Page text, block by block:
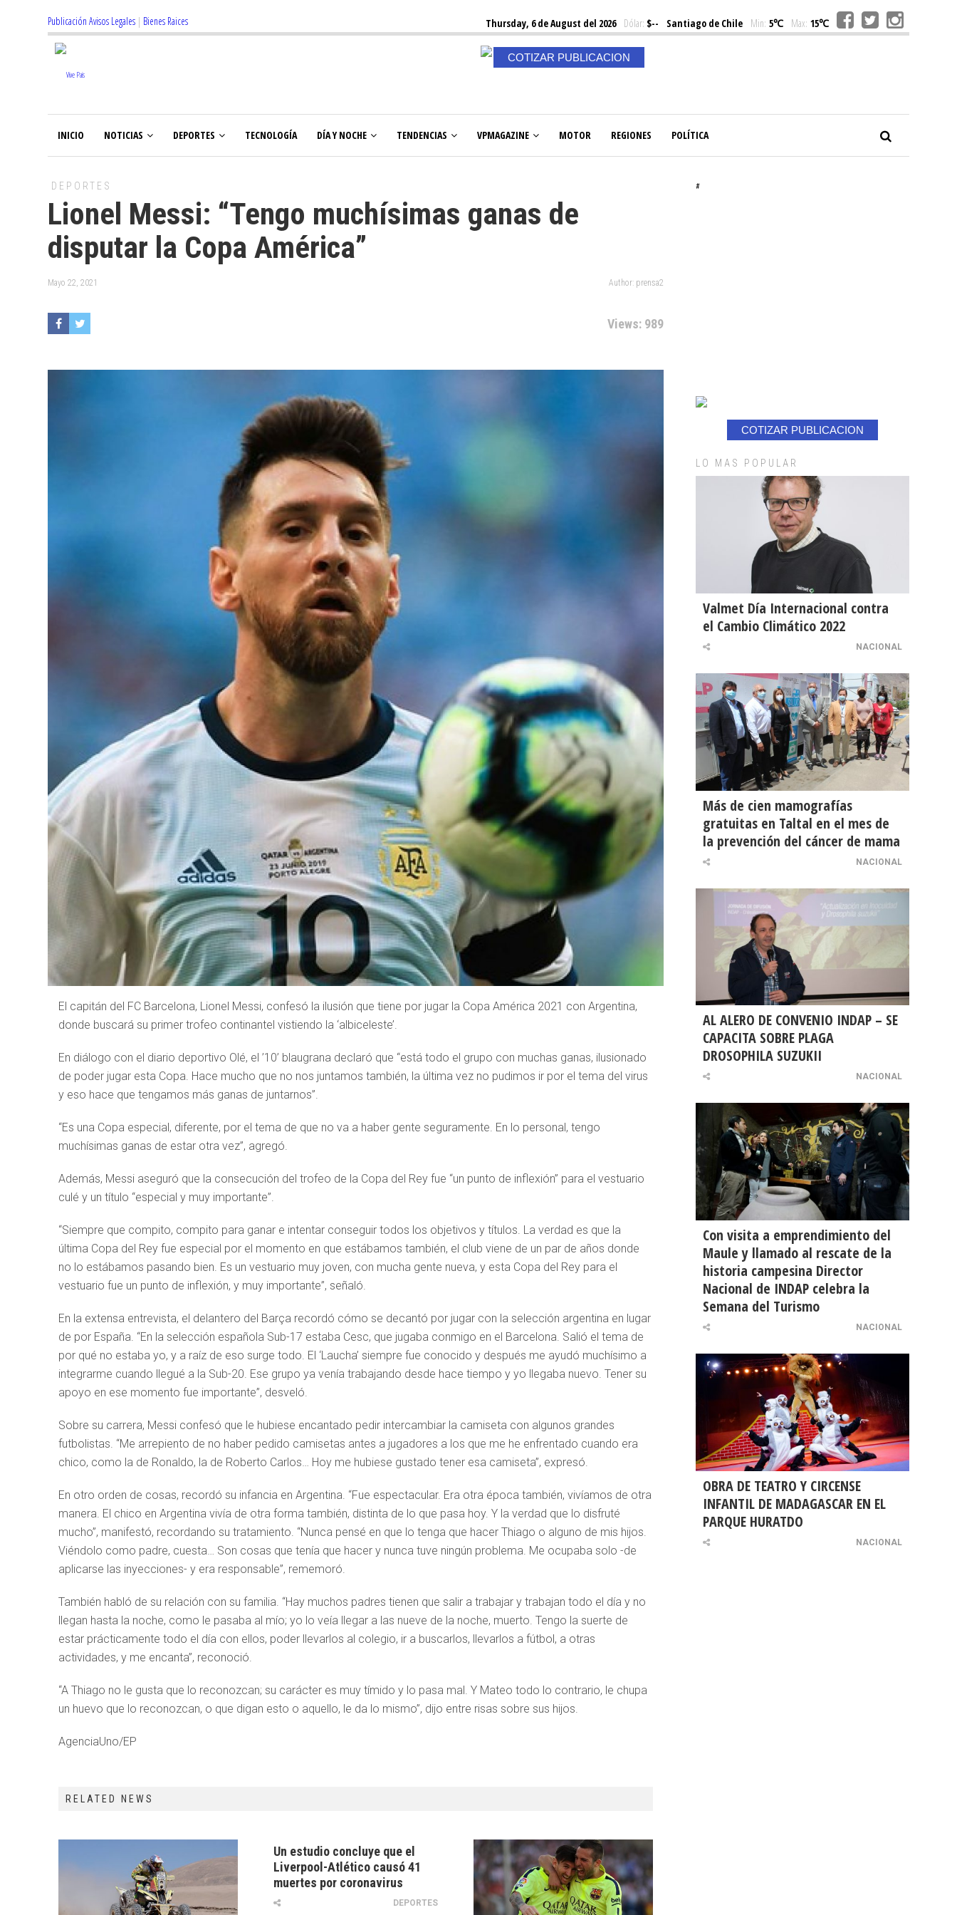
Publicación Avisos Legales | Bienes Raices Thursday, 6 de August del 2026Dólar: $-- Santiago de Chile Min: 5℃ Max: 15℃
COTIZAR PUBLICACION
INICIO NOTICIAS DEPORTES TECNOLOGÍA DÍA Y NOCHE TENDENCIAS VPMAGAZINE MOTOR REGIONES POLÍTICA
DEPORTES
Lionel Messi: “Tengo muchísimas ganas de
disputar la Copa América”
Mayo 22, 2021 Author: prensa2
Views: 989
El capitán del FC Barcelona, Lionel Messi, confesó la ilusión que tiene por jugar la Copa América 2021 con Argentina,
donde buscará su primer trofeo continantel vistiendo la ‘albiceleste’.
En diálogo con el diario deportivo Olé, el ’10’ blaugrana declaró que “está todo el grupo con muchas ganas, ilusionado
de poder jugar esta Copa. Hace mucho que no nos juntamos también, la última vez no pudimos ir por el tema del virus
y eso hace que tengamos más ganas de juntarnos”.
“Es una Copa especial, diferente, por el tema de que no va a haber gente seguramente. En lo personal, tengo
muchísimas ganas de estar otra vez”, agregó.
Además, Messi aseguró que la consecución del trofeo de la Copa del Rey fue “un punto de inflexión” para el vestuario
culé y un título “especial y muy importante”.
“Siempre que compito, compito para ganar e intentar conseguir todos los objetivos y títulos. La verdad es que la
última Copa del Rey fue especial por el momento en que estábamos también, el club viene de un par de años donde
no lo estábamos pasando bien. Es un vestuario muy joven, con mucha gente nueva, y esta Copa del Rey para el
vestuario fue un punto de inflexión, y muy importante”, señaló.
En la extensa entrevista, el delantero del Barça recordó cómo se decantó por jugar con la selección argentina en lugar
de por España. “En la selección española Sub-17 estaba Cesc, que jugaba conmigo en el Barcelona. Salió el tema de
por qué no estaba yo, y a raíz de eso surge todo. El ‘Laucha’ siempre fue conocido y después me ayudó muchísimo a
integrarme cuando llegué a la Sub-20. Ese grupo ya venía trabajando desde hace tiempo y yo llegaba nuevo. Tener su
apoyo en ese momento fue importante”, desveló.
Sobre su carrera, Messi confesó que le hubiese encantado pedir intercambiar la camiseta con algunos grandes
futbolistas. “Me arrepiento de no haber pedido camisetas antes a jugadores a los que me he enfrentado cuando era
chico, como la de Ronaldo, la de Roberto Carlos… Hoy me hubiese gustado tener esa camiseta”, expresó.
En otro orden de cosas, recordó su infancia en Argentina. “Fue espectacular. Era otra época también, vivíamos de otra
manera. El chico en Argentina vivía de otra forma también, distinta de lo que pasa hoy. Y la verdad que lo disfruté
mucho”, manifestó, recordando su tratamiento. “Nunca pensé en que lo tenga que hacer Thiago o alguno de mis hijos.
Viéndolo como padre, cuesta… Son cosas que tenía que hacer y nunca tuve ningún problema. Me ocupaba solo -de
aplicarse las inyecciones- y era responsable”, rememoró.
También habló de su relación con su familia. “Hay muchos padres tienen que salir a trabajar y trabajan todo el día y no
llegan hasta la noche, como le pasaba al mío; yo lo veía llegar a las nueve de la noche, muerto. Tengo la suerte de
estar prácticamente todo el día con ellos, poder llevarlos al colegio, ir a buscarlos, llevarlos a fútbol, a otras
actividades, y me encanta”, reconoció.
“A Thiago no le gusta que lo reconozcan; su carácter es muy tímido y lo pasa mal. Y Mateo todo lo contrario, le chupa
un huevo que lo reconozcan, o que digan esto o aquello, le da lo mismo”, dijo entre risas sobre sus hijos.
AgenciaUno/EP
RELATED NEWS
Un estudio concluye que el
Liverpool-Atlético causó 41
muertes por coronavirus
DEPORTES
#
COTIZAR PUBLICACION
LO MAS POPULAR
Valmet Día Internacional contra
el Cambio Climático 2022
NACIONAL
Más de cien mamografías
gratuitas en Taltal en el mes de
la prevención del cáncer de mama
NACIONAL
AL ALERO DE CONVENIO INDAP – SE
CAPACITA SOBRE PLAGA
DROSOPHILA SUZUKII
NACIONAL
Con visita a emprendimiento del
Maule y llamado al rescate de la
historia campesina Director
Nacional de INDAP celebra la
Semana del Turismo
NACIONAL
OBRA DE TEATRO Y CIRCENSE
INFANTIL DE MADAGASCAR EN EL
PARQUE HURATDO
NACIONAL